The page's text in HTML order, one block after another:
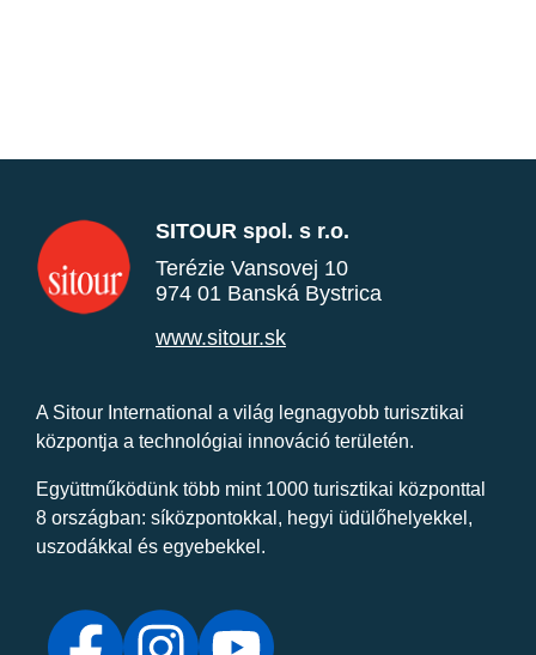
SITOUR spol. s r.o.
Terézie Vansovej 10
974 01 Banská Bystrica
www.sitour.sk
A Sitour International a világ legnagyobb turisztikai
központja a technológiai innováció területén.
Együttműködünk több mint 1000 turisztikai központtal
8 országban: síközpontokkal, hegyi üdülőhelyekkel,
uszodákkal és egyebekkel.